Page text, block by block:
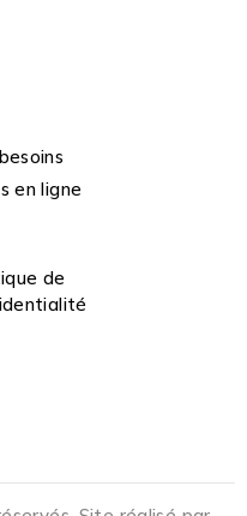
en ligne
de